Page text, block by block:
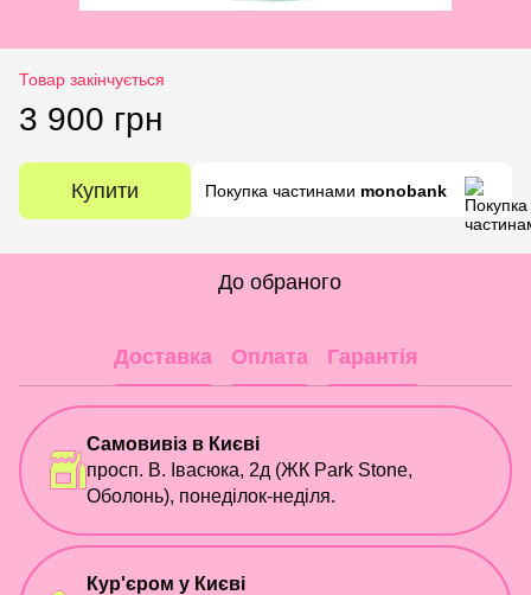
Товар закінчується
3 900 грн
Купити Покупка частинами monobank
До обраного
Доставка Оплата Гарантія
Самовивіз в Києві
просп. В. Івасюка, 2д (ЖК Park Stone,
Оболонь), понеділок-неділя.
Кур'єром у Києві